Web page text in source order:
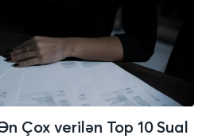
Çox verilən Top 10 Sual